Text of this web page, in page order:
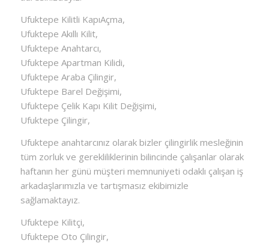
Ufuktepe Kilitli KapıAçma,
Ufuktepe Akıllı Kilit,
Ufuktepe Anahtarcı,
Ufuktepe Apartman Kilidi,
Ufuktepe Araba Çilingir,
Ufuktepe Barel Değişimi,
Ufuktepe Çelik Kapı Kilit Değişimi,
Ufuktepe Çilingir,
Ufuktepe anahtarcınız olarak bizler çilingirlik mesleğinin
tüm zorluk ve gerekliliklerinin bilincinde çalışanlar olarak
haftanın her günü müşteri memnuniyeti odaklı çalışan iş
arkadaşlarımızla ve tartışmasız ekibimizle
sağlamaktayız.
Ufuktepe Kilitçi,
Ufuktepe Oto Çilingir,